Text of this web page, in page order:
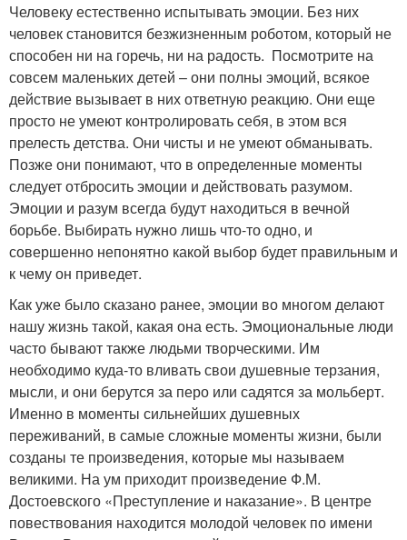
Человеку естественно испытывать эмоции. Без них
человек становится безжизненным роботом, который не
способен ни на горечь, ни на радость. Посмотрите на
совсем маленьких детей – они полны эмоций, всякое
действие вызывает в них ответную реакцию. Они еще
просто не умеют контролировать себя, в этом вся
прелесть детства. Они чисты и не умеют обманывать.
Позже они понимают, что в определенные моменты
следует отбросить эмоции и действовать разумом.
Эмоции и разум всегда будут находиться в вечной
борьбе. Выбирать нужно лишь что-то одно, и
совершенно непонятно какой выбор будет правильным и
к чему он приведет.
Как уже было сказано ранее, эмоции во многом делают
нашу жизнь такой, какая она есть. Эмоциональные люди
часто бывают также людьми творческими. Им
необходимо куда-то вливать свои душевные терзания,
мысли, и они берутся за перо или садятся за мольберт.
Именно в моменты сильнейших душевных
переживаний, в самые сложные моменты жизни, были
созданы те произведения, которые мы называем
великими. На ум приходит произведение Ф.М.
Достоевского «Преступление и наказание». В центре
повествования находится молодой человек по имени